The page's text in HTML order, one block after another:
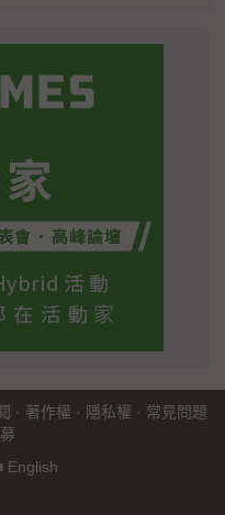
· 著作權 · 隱私權 · 常見問題
English